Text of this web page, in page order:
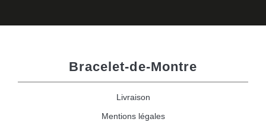
Bracelet-de-Montre
Livraison
Mentions légales